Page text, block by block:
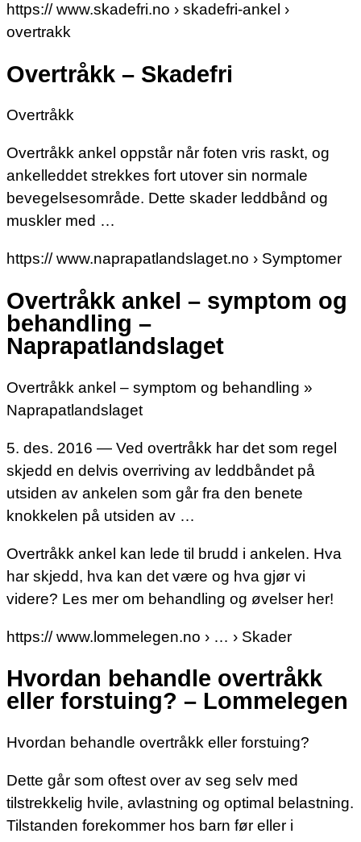
https:// www.skadefri.no › skadefri-ankel ›
overtrakk
Overtråkk – Skadefri
Overtråkk
Overtråkk ankel oppstår når foten vris raskt, og
ankelleddet strekkes fort utover sin normale
bevegelsesområde. Dette skader leddbånd og
muskler med …
https:// www.naprapatlandslaget.no › Symptomer
Overtråkk ankel – symptom og
behandling –
Naprapatlandslaget
Overtråkk ankel – symptom og behandling »
Naprapatlandslaget
5. des. 2016 — Ved overtråkk har det som regel
skjedd en delvis overriving av leddbåndet på
utsiden av ankelen som går fra den benete
knokkelen på utsiden av …
Overtråkk ankel kan lede til brudd i ankelen. Hva
har skjedd, hva kan det være og hva gjør vi
videre? Les mer om behandling og øvelser her!
https:// www.lommelegen.no › … › Skader
Hvordan behandle overtråkk
eller forstuing? – Lommelegen
Hvordan behandle overtråkk eller forstuing?
Dette går som oftest over av seg selv med
tilstrekkelig hvile, avlastning og optimal belastning.
Tilstanden forekommer hos barn før eller i